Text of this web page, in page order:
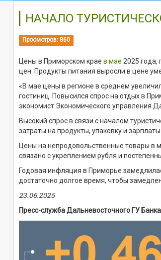
НАЧАЛО
Просмотров: 860
Цены в Приморском крае в мае 2025 года,
цен. Продукты питания выросли в цене
«В мае цены в регионе в среднем
гостиниц. Повысился спрос на отдых в
экономист Экономического управления
Высокий спрос в связи с началом
затраты на продукты, упаковку и
Цены на непродовольственные товары в
связано с укреплением рубля и
Годовая инфляция в Приморье
достаточно долгое время, чтобы
23.06.2025
Пресс-служба Дальневосточного ГУ